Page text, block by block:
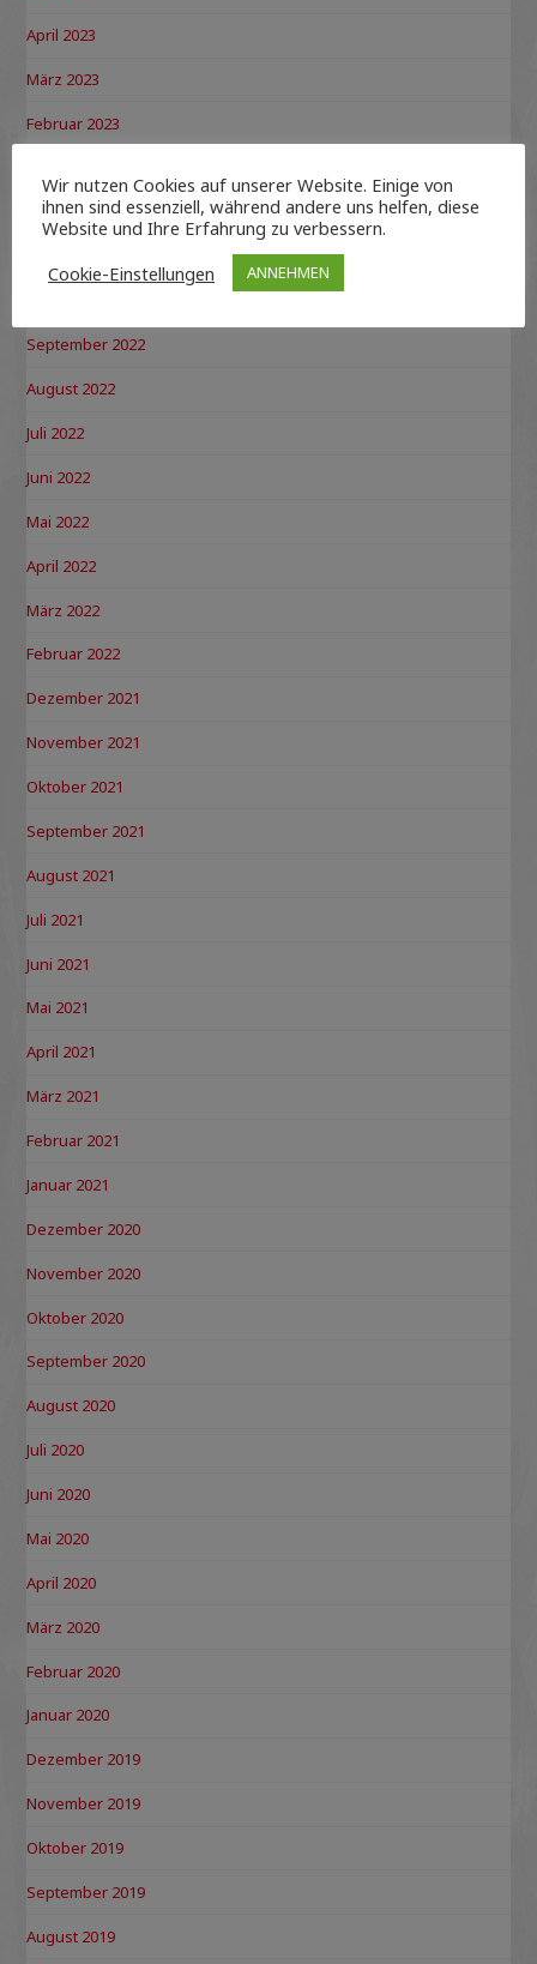
April 2023
März 2023
Februar 2023
Dezember 2022
September 2022
August 2022
Juli 2022
Juni 2022
Mai 2022
April 2022
März 2022
Februar 2022
Dezember 2021
November 2021
Oktober 2021
September 2021
August 2021
Juli 2021
Juni 2021
Mai 2021
April 2021
März 2021
Februar 2021
Januar 2021
Dezember 2020
November 2020
Oktober 2020
September 2020
August 2020
Juli 2020
Juni 2020
Mai 2020
April 2020
März 2020
Februar 2020
Januar 2020
Dezember 2019
November 2019
Oktober 2019
September 2019
August 2019
Wir nutzen Cookies auf unserer Website. Einige von
ihnen sind essenziell, während andere uns helfen, diese
Website und Ihre Erfahrung zu verbessern.
Cookie-Einstellungen
ANNEHMEN